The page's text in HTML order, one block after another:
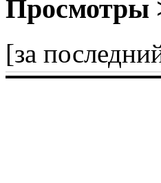
Просмотры
[за